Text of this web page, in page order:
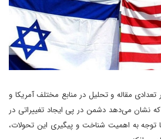
مقاله و تحلیل در منابع مختلف آمریکا و
نشان می‌دهد دشمن در پی ایجاد تغییراتی در
توجه به اهمیت شناخت و پیگیری این تحولات،